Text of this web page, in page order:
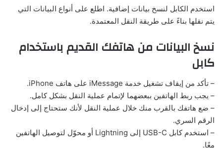
استخدم الكابل لنسخ بيانات إضافية. اطلع على أنواع البيانات التي
يتم نقلها بناءً على طريقة النقل المعتمدة.
نسخ البيانات من هاتفك القديم باستخدام
كابل
– تأكد من إيقاف تشغيل خدمة iMessage على هاتف iPhone.
– يجب ربط الهاتفين ببعضهما لإتمام عملية النقل بشكل كامل.
– ضع هاتفك بالقرب منك خلال عملية النقل لأنك ستحتاج إلى إدخال
الرقم السري.
– استخدم كابل USB-C إلى Lightning أو محوّل لتوصيل الهاتفين
معًا.